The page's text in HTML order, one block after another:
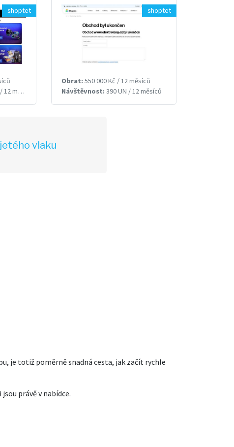
shoptet
měsíců
shoptet
Obrat: 550 000 Kč / 12 měsíců
Návštěvnost: 390 UN / 12 měsíců
vlaku
je totiž poměrně snadná cesta, jak začít rychle
právě v nabídce.